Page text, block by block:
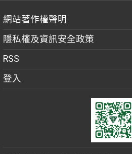
網站著作權聲明
隱私權及資訊安全政策
RSS
登入